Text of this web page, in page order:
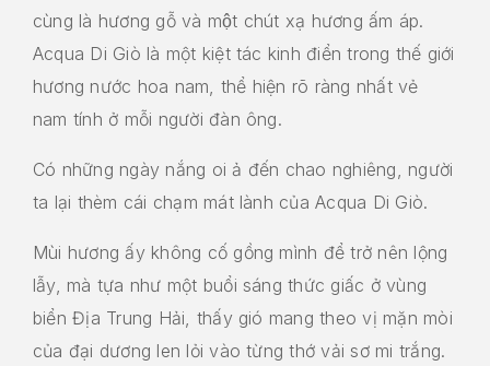
cùng là hương gỗ và một chút xạ hương ấm áp.
Acqua Di Giò là một kiệt tác kinh điển trong thế giới
hương nước hoa nam, thể hiện rõ ràng nhất vẻ
nam tính ở mỗi người đàn ông.
Có những ngày nắng oi ả đến chao nghiêng, người
ta lại thèm cái chạm mát lành của Acqua Di Giò.
Mùi hương ấy không cố gồng mình để trở nên lộng
lẫy, mà tựa như một buổi sáng thức giấc ở vùng
biển Địa Trung Hải, thấy gió mang theo vị mặn mòi
của đại dương len lỏi vào từng thớ vải sơ mi trắng.